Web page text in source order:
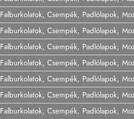
Falburkolatok, Csempék, Padlólapok,
Falburkolatok, Csempék, Padlólapok,
Falburkolatok, Csempék, Padlólapok,
Falburkolatok, Csempék, Padlólapok,
Falburkolatok, Csempék, Padlólapok,
Falburkolatok, Csempék, Padlólapok,
Falburkolatok, Csempék, Padlólapok,